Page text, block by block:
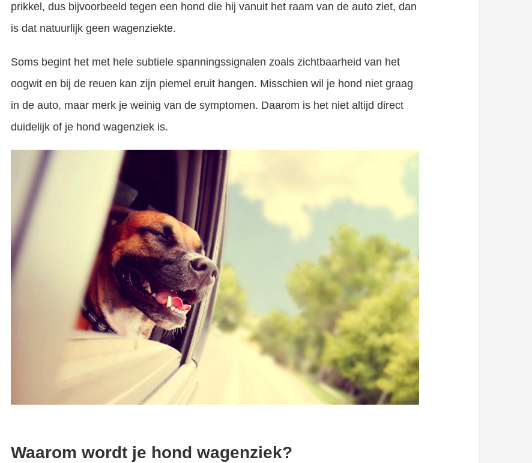
prikkel, dus bijvoorbeeld tegen een hond die hij vanuit het raam van de auto ziet, dan
is dat natuurlijk geen wagenziekte.
Soms begint het met hele subtiele spanningssignalen zoals zichtbaarheid van het
oogwit en bij de reuen kan zijn piemel eruit hangen. Misschien wil je hond niet graag
in de auto, maar merk je weinig van de symptomen. Daarom is het niet altijd direct
duidelijk of je hond wagenziek is.
Waarom wordt je hond wagenziek?